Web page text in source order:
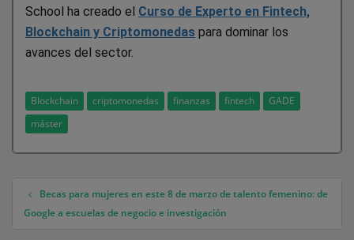
School ha creado el Curso de Experto en Fintech,
Blockchain y Criptomonedas para dominar los
avances del sector.
Blockchain criptomonedas finanzas fintech
GADE
máster
Navegación de entradas
Becas para mujeres en este 8 de marzo de talento femenino: de
Google a escuelas de negocio e investigación